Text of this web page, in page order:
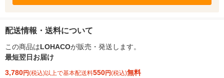
配送情報・送料について
この商品はLOHACOが販売・発送します。
最短翌日お届け
3,780円(税込)以上で基本配送料550円(税込)無料